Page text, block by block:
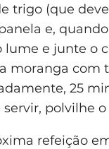
trigo (que
e,
lume e junte o
moranga com
25
servir, polvilhe
refeição